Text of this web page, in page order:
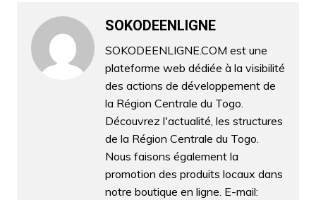
b
o
o
A
p
p
dI
n
e
n
g
er
a
m
g
er
SOKODEENLIGNE
SOKODEENLIGNE.COM est une
plateforme web dédiée à la visibilité
des actions de développement de
la Région Centrale du Togo.
Découvrez l'actualité, les structures
de la Région Centrale du Togo.
Nous faisons également la
promotion des produits locaux dans
notre boutique en ligne. E-mail: